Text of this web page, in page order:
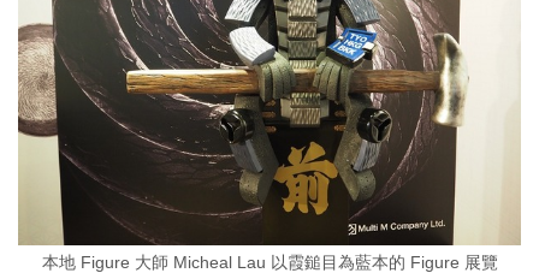
本地 Figure 大師 Micheal Lau 以霞鎚目為藍本的 Figure 展覽